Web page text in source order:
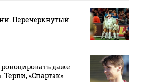
Перечеркнутый
даже
Терпи, «Спартак»